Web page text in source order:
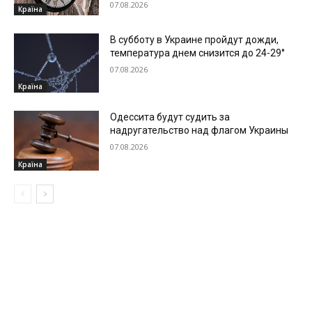
Країна 07.08.2026
Країна
В субботу в Украине пройдут дожди,
температура днем снизится до 24-29°
07.08.2026
Країна
Одессита будут судить за
надругательство над флагом Украины
07.08.2026